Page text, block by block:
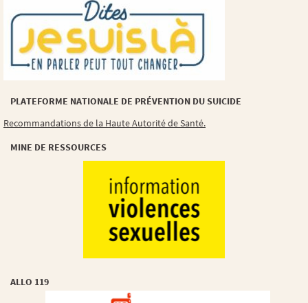
PLATEFORME NATIONALE DE PRÉVENTION DU SUICIDE
Recommandations de la Haute Autorité de Santé.
MINE DE RESSOURCES
ALLO 119